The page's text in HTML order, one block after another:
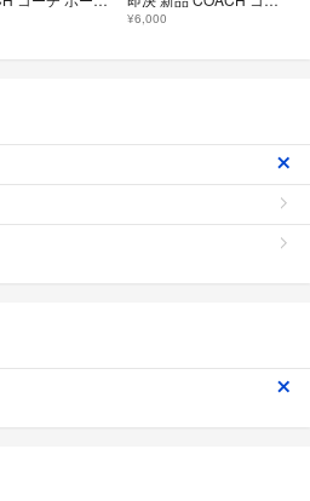
¥6,000